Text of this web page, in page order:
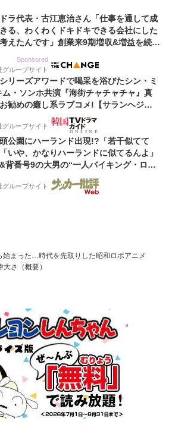
ラ代表・古江恵治さん「仕事を通して成
る、わくわくドキドキできる会社にした
えたんです」創業来9期増収&増益を続け
Sponsored
グループサイト
リーズアワードで喝采を浴びたシン・ミ
ム・ソンホ共演『海街チャチャチャ』真
勧めの癒し系ラブコメ!【サランヘジョ
グループサイト
公園にハーランド出現!?「若干似てて
いや、かなりハーランドに似てるんよ」
背番号9の大男の“一人バイキング・ロ
像が話題!「元気をもらった」
グループサイト
始まった…時代を先取りした昭和ロボアニメ
大さ（概要）